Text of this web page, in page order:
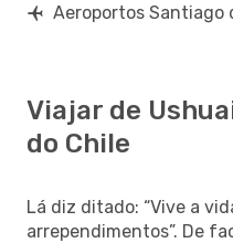
Aeroportos Santiago
Viajar de
do Chile
Lá diz ditado: “Vive a
arrependimentos”. De